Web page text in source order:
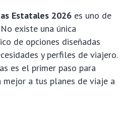
Estatales 2026 es uno de
existe una única
de opciones diseñadas
y perfiles de viajero.
es el primer paso para
a tus planes de viaje a